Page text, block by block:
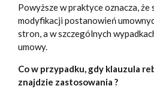
Powyższe w praktyce oznacza, że
modyfikacji postanowień
stron, a w szczególnych
umowy.
Co w przypadku, gdy klauzula
znajdzie zastosowania ?